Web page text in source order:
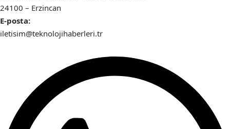
24100 – Erzincan
E-posta:
iletisim@teknolojihaberleri.tr